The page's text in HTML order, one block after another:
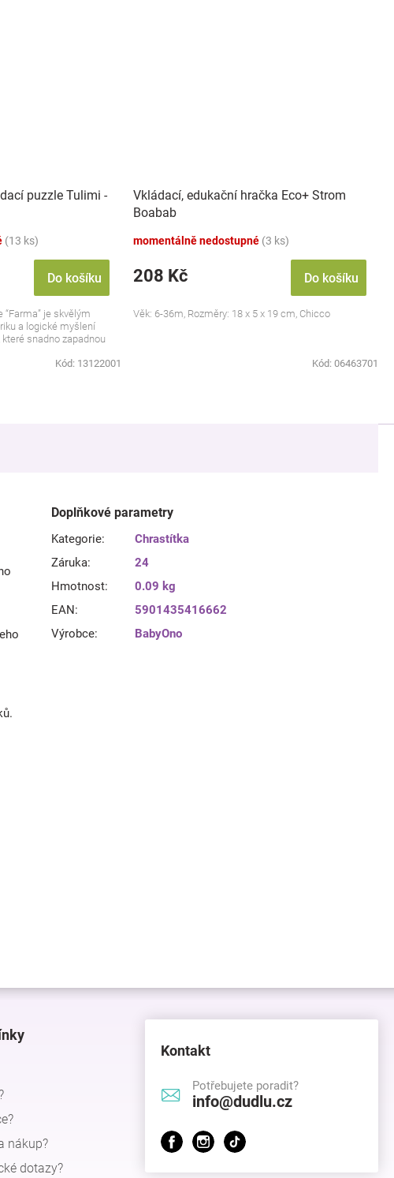
puzzle Tulimi -
(13 ks)
Do košíku
je skvělým
a logické myšlení
snadno zapadnou
Kód: 13122001
Vkládací, edukační hračka Eco+ Strom
Boabab
momentálně nedostupné (3 ks)
208 Kč Do košíku
Věk: 6-36m, Rozměry: 18 x 5 x 19 cm, Chicco
Kód: 06463701
Doplňkové parametry
Kategorie:
Chrastítka
Záruka:
24
Hmotnost:
0.09 kg
EAN:
5901435416662
Výrobce: BabyOno
nákup?
dotazy?
Kontakt
Potřebujete poradit?
info@dudlu.cz